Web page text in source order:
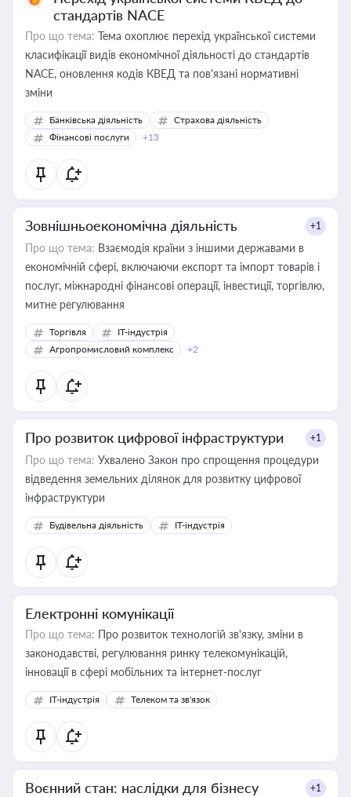
стандартів NACE
Про що тема: Тема охоплює перехід української системи
класифікації видів економічної діяльності до стандартів
NACE, оновлення кодів КВЕД та пов'язані нормативні
зміни
Банківська діяльність
Страхова діяльність
Фінансові послуги
+13
Зовнішньоекономічна діяльність +1
Про що тема: Взаємодія країни з іншими державами в
економічній сфері, включаючи експорт та імпорт товарів і
послуг, міжнародні фінансові операції, інвестиції, торгівлю,
митне регулювання
Торгівля
IT-індустрія
Агропромисловий комплекс
+2
Про розвиток цифрової інфраструктури +1
Про що тема: Ухвалено Закон про спрощення процедури
відведення земельних ділянок для розвитку цифрової
інфраструктури
Будівельна діяльність IT-індустрія
Електронні комунікації
Про що тема: Про розвиток технологій зв'язку, зміни в
законодавстві, регулювання ринку телекомунікацій,
інновації в сфері мобільних та інтернет-послуг
IT-індустрія Телеком та зв'язок
Воєнний стан: наслідки для бізнесу +1